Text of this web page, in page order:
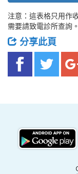
注意：這表格只用作
需要請致電診所查詢。
分享此頁